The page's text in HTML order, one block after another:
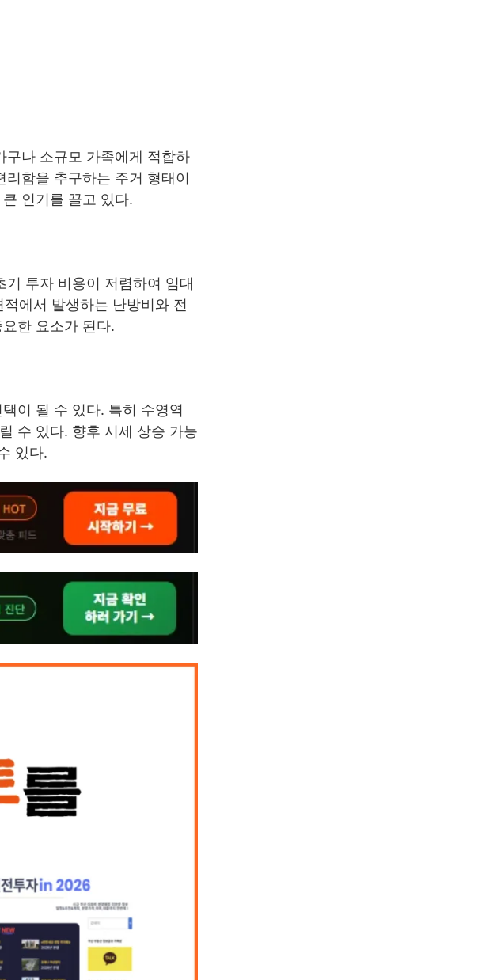
구나 소규모 가족에게 적합하
함을 추구하는 주거 형태이
인기를 끌고 있다.
투자 비용이 저렴하여 임대
에서 발생하는 난방비와 전
한 요소가 된다.
이 될 수 있다. 특히 수영역
수 있다. 향후 시세 상승 가능
있다.